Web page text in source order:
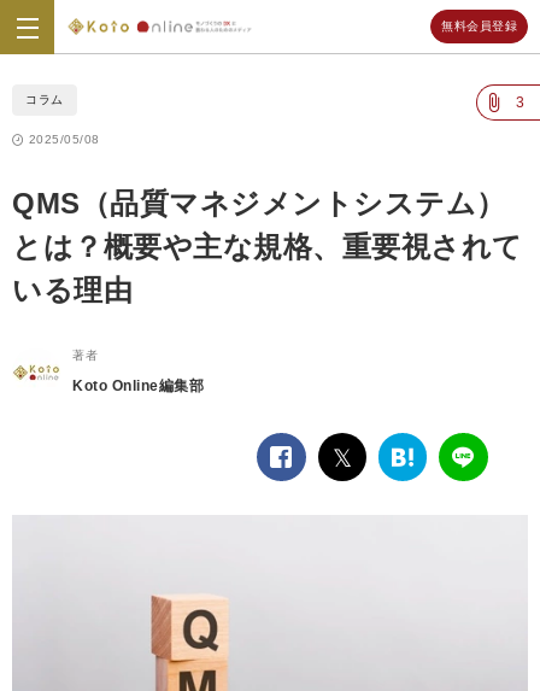
Koto
無料会員登録
コラム 3
2025/05/08
QMS（品質マネジメントシステム）
とは？概要や主な規格、重要視されて
いる理由
著者
Koto Online編集部
facebook
twitterは
LINE